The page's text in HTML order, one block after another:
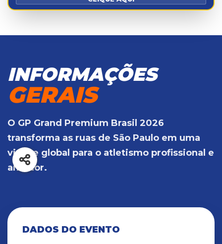
INFORMAÇÕES
GERAIS
O GP Grand Premium Brasil 2026
transforma as ruas de São Paulo em uma
vitrine global para o atletismo profissional e
amador.
DADOS DO EVENTO